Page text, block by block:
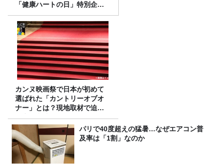
「健康ハートの日」特別企画
を8/10（月）に放送
カンヌ映画祭で日本が初めて
選ばれた「カントリーオブオ
ナー」とは？現地取材で迫る
選出の意味
パリで40度超えの猛暑…なぜエアコン普
及率は「1割」なのか